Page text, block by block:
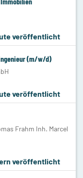
veröffentlicht
(m/w/d)
veröffentlicht
Frahm Inh. Marcel
veröffentlicht